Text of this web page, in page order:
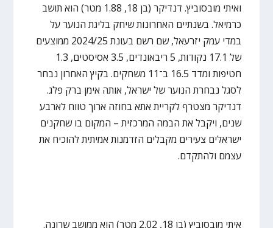
ואיתי מובסוביץ. דנדיקר (בן 18, 1.88 מטר) הוא תושב
כרמיאל. בשנתיים האחרונות שיחק בליגת הנוער על
במדי עמק יזרעאל, שם רשם בעונת 2024/25 ממוצעים
של 17.1 נקודות, 5 ריבאונדים, 3.5 אסיסטים, 1.3
חטיפות ומדד 16.5 ב־11 משחקים. בקיץ האחרון נבחר
לסגל נבחרת הנוער של ישראל, אותה אימן ברק פלג.
דנדיקר מצטרף לקריית אתא בחוזה ארוך טווח לארבע
שנים, ויקבל את הבמה המרכזית – המקום בו שחקנים
ישראלים צעירים מקבלים הזדמנות אמיתית להוכיח את
עצמם ולהתקדם.
איתי מובסוביץ (בן 18, 2.02 מטר) הוא ממושב שרונה.